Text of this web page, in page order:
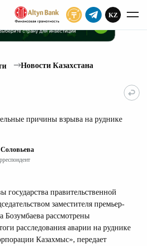
KZ
Новости Казахстана
причины взрыва на руднике
правительственной
заместителя премьер-
Бозумбаева рассмотрены
расследования аварии на руднике
Казахмыс», передает